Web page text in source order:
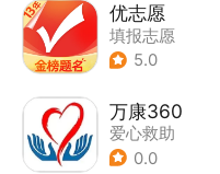
优志愿
填报志愿
5.0
万康360
爱心救助
0.0